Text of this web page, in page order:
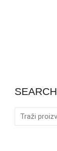
SEARCH